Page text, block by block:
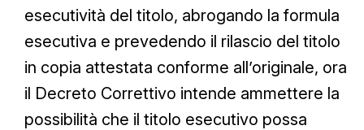
esecutività del titolo, abrogando la formula
esecutiva e prevedendo il rilascio del titolo
in copia attestata conforme all’originale, ora
il Decreto Correttivo intende ammettere la
possibilità che il titolo esecutivo possa